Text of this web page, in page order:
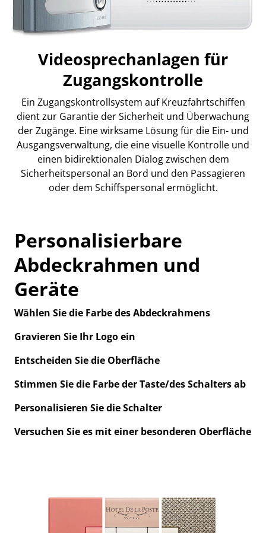
Videosprechanlagen für
Zugangskontrolle
Ein Zugangskontrollsystem auf Kreuzfahrtschiffen
dient zur Garantie der Sicherheit und Überwachung
der Zugänge. Eine wirksame Lösung für die Ein- und
Ausgangsverwaltung, die eine visuelle Kontrolle und
einen bidirektionalen Dialog zwischen dem
Sicherheitspersonal an Bord und den Passagieren
oder dem Schiffspersonal ermöglicht.
Personalisierbare
Abdeckrahmen und
Geräte
Wählen Sie die Farbe des Abdeckrahmens
Gravieren Sie Ihr Logo ein
Entscheiden Sie die Oberfläche
Stimmen Sie die Farbe der Taste/des Schalters ab
Personalisieren Sie die Schalter
Versuchen Sie es mit einer besonderen Oberfläche